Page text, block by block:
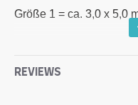
Größe 1 = ca. 3,0 x 5,0
REVIEWS